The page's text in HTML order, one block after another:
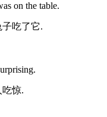
on the table.
吃了它.
惊.